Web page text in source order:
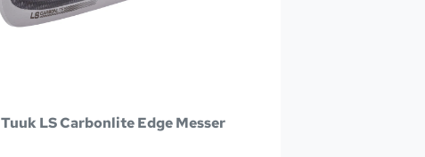
Tuuk LS Carbonlite Edge Messer